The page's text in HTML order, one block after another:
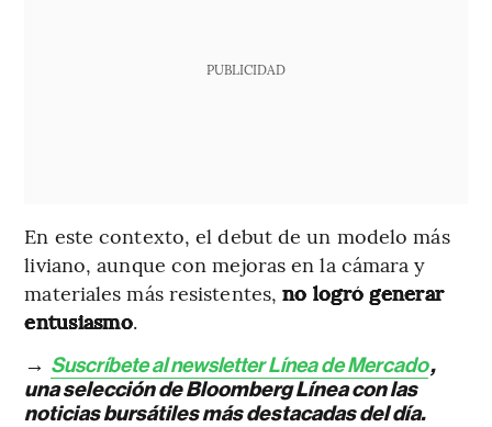
PUBLICIDAD
En este contexto, el debut de un modelo más
liviano, aunque con mejoras en la cámara y
materiales más resistentes,no logró generar
entusiasmo.
→ Suscríbete al newsletter Línea de Mercado,
una selección de Bloomberg Línea con las
noticias bursátiles más destacadas del día.